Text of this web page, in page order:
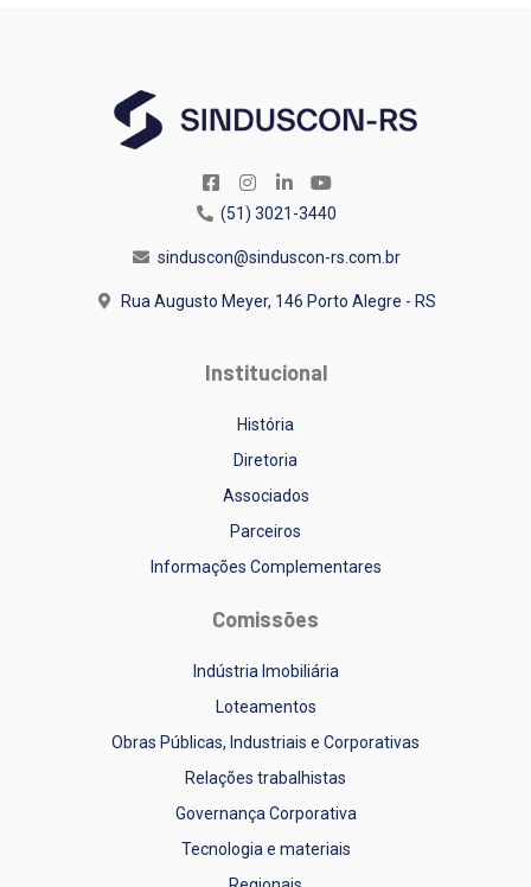
(51) 3021-3440
sinduscon@sinduscon-rs.com.br
Rua Augusto Meyer, 146 Porto Alegre - RS
Institucional
História
Diretoria
Associados
Parceiros
Informações Complementares
Comissões
Indústria Imobiliária
Loteamentos
Obras Públicas, Industriais e Corporativas
Relações trabalhistas
Governança Corporativa
Tecnologia e materiais